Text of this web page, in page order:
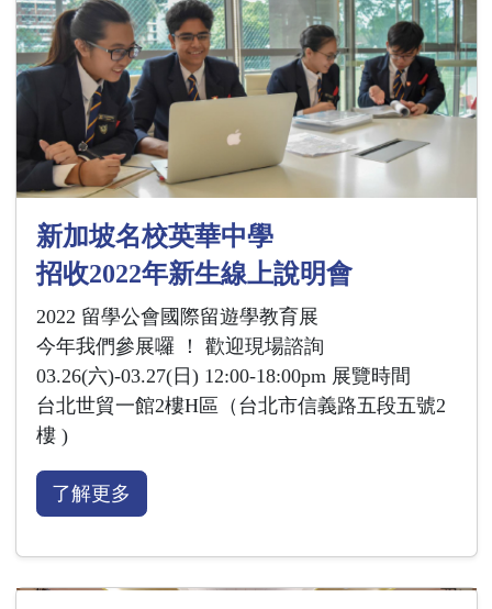
新加坡名校英華中學
招收2022年新生線上說明會
2022 留學公會國際留遊學教育展
今年我們參展囉 ！ 歡迎現場諮詢
03.26(六)-03.27(日) 12:00-18:00pm 展覽時間
台北世貿一館2樓H區（台北市信義路五段五號2
樓 )
了解更多